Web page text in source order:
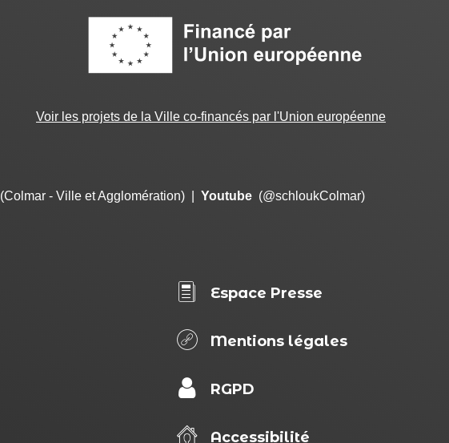
Image
Voir les projets de la Ville co-financés par l'Union européenne
(Colmar - Ville et Agglomération) Youtube (@schloukColmar)
PIED
DE
Espace Presse
Mentions légales
RGPD
Accessibilité